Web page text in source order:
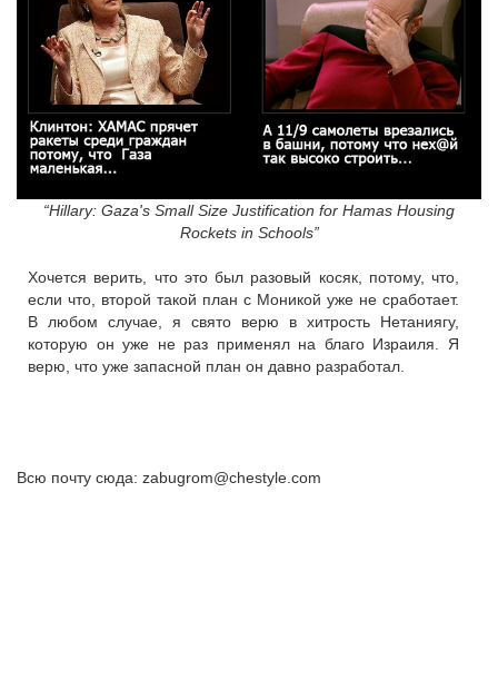
“Hillary: Gaza's Small Size Justification for Hamas Housing
Rockets in Schools”
Хочется верить, что это был разовый косяк, потому, что,
если что, второй такой план с Моникой уже не сработает.
В любом случае, я свято верю в хитрость Нетаниягу,
которую он уже не раз применял на благо Израиля. Я
верю, что уже запасной план он давно разработал.
Всю почту сюда: zabugrom@chestyle.com